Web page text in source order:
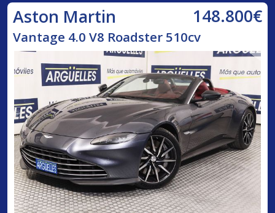
Aston Martin 148.800€
Vantage 4.0 V8 Roadster 510cv